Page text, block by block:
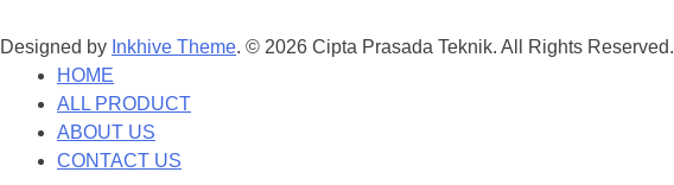
Designed by Inkhive Theme. © 2026 Cipta Prasada Teknik. All Rights Reserved.
HOME
ALL PRODUCT
ABOUT US
CONTACT US